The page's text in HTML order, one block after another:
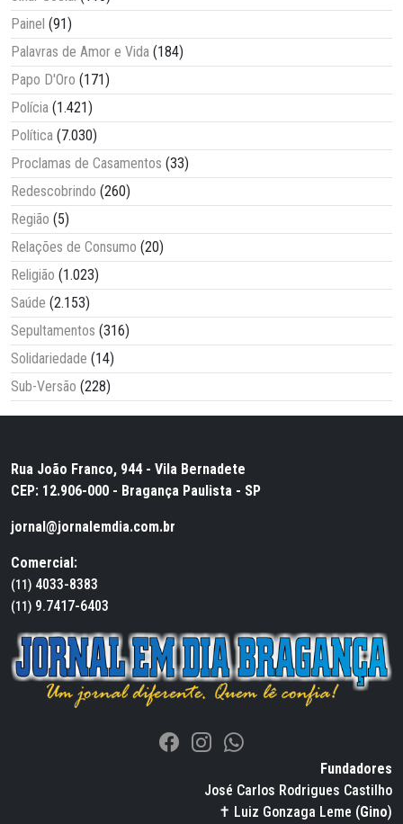
Painel (91)
Palavras de Amor e Vida (184)
Papo D'Oro (171)
Polícia (1.421)
Política (7.030)
Proclamas de Casamentos (33)
Redescobrindo (260)
Região (5)
Relações de Consumo (20)
Religião (1.023)
Saúde (2.153)
Sepultamentos (316)
Solidariedade (14)
Sub-Versão (228)
Rua João Franco, 944 - Vila Bernadete
CEP: 12.906-000 - Bragança Paulista - SP
jornal@jornalemdia.com.br
Comercial:
(11) 4033-8383
(11) 9.7417-6403
Fundadores
José Carlos Rodrigues Castilho
✝ Luiz Gonzaga Leme (Gino)